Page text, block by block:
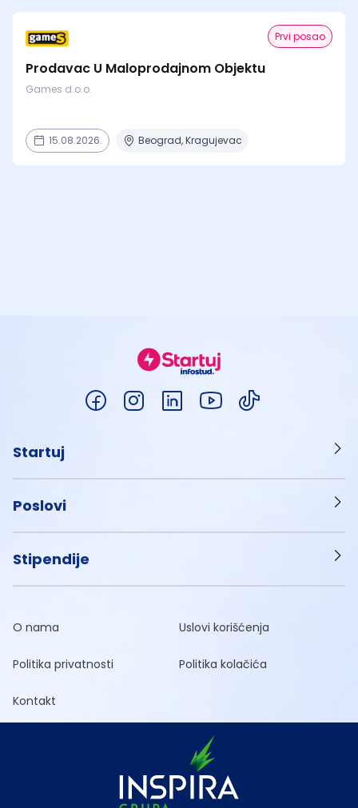
Prvi posao
Prodavac U Maloprodajnom Objektu
Games d.o.o.
15.08.2026. Beograd, Kragujevac
Startuj
Poslovi
Stipendije
O nama Uslovi korišćenja
Politika privatnosti Politika kolačića
Kontakt